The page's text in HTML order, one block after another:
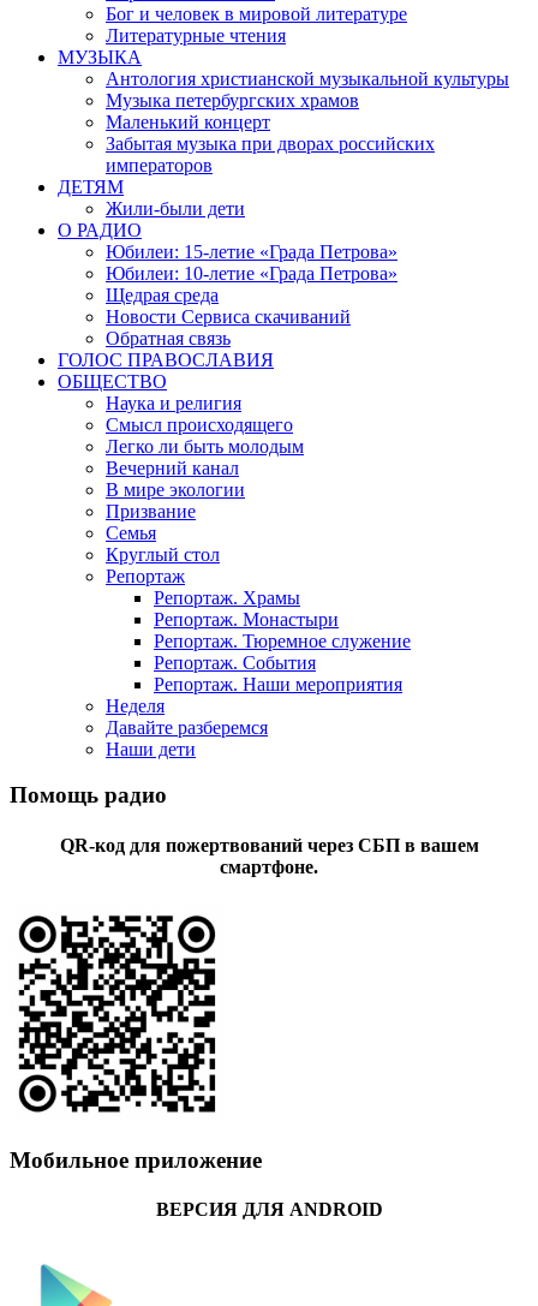
Бог и человек в мировой литературе
Литературные чтения
МУЗЫКА
Антология христианской музыкальной культуры
Музыка петербургских храмов
Маленький концерт
Забытая музыка при дворах российских
императоров
ДЕТЯМ
Жили-были дети
О РАДИО
Юбилеи: 15-летие «Града Петрова»
Юбилеи: 10-летие «Града Петрова»
Щедрая среда
Новости Сервиса скачиваний
Обратная связь
ГОЛОС ПРАВОСЛАВИЯ
ОБЩЕСТВО
Наука и религия
Смысл происходящего
Легко ли быть молодым
Вечерний канал
В мире экологии
Призвание
Семья
Круглый стол
Репортаж
Репортаж. Храмы
Репортаж. Монастыри
Репортаж. Тюремное служение
Репортаж. События
Репортаж. Наши мероприятия
Неделя
Давайте разберемся
Наши дети
Помощь радио
QR-код для пожертвований через СБП в вашем
смартфоне.
Мобильное приложение
ВЕРСИЯ ДЛЯ ANDROID